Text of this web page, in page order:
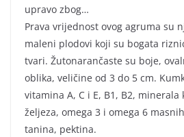
upravo zbog…
Prava vrijednost ovog agruma su
maleni plodovi koji su bogata
tvari. Žutonarančaste su boje,
oblika, veličine od 3 do 5 cm.
vitamina A, C i E, B1, B2, minerala
željeza, omega 3 i omega 6
tanina, pektina.